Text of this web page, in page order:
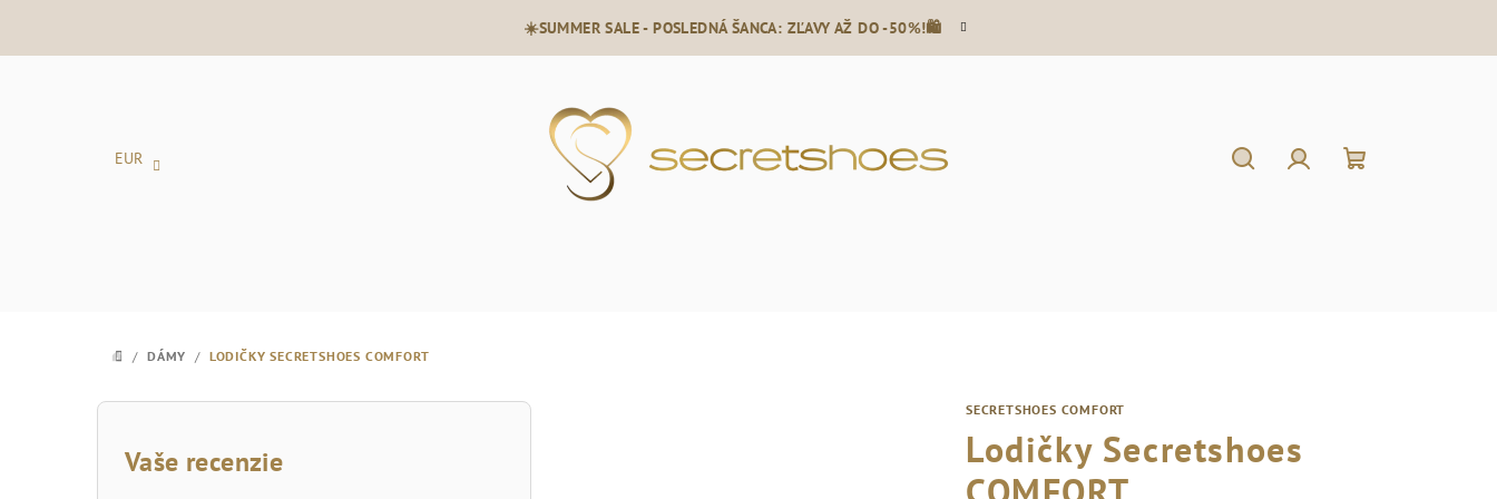
☀️SUMMER SALE - POSLEDNÁ ŠANCA: ZĽAVY AŽ DO -50%!🛍️
EUR
DOMOV
/ DÁMY / LODIČKY SECRETSHOES COMFORT
B
Vaše recenzie
SECRETSHOES COMFORT
Lodičky Secretshoes